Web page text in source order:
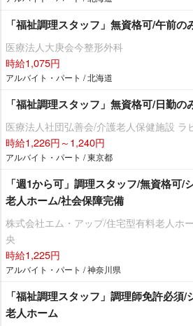
「福祉調理スタッフ」無資格可/午前の
医療法人大庚会今整形外科
時給1,075円
アルバイト・パート / 北海道
「福祉調理スタッフ」無資格可/日勤
医療法人社団弘善会/介護老人保健施設 ラ
時給1,226円～1,240円
アルバイト・パート / 東京都
「週1から可」調理スタッフ/無資格可/
老人ホーム/社会保障完備
株式会社エム・アップ/住宅型有料老人ホ
央
時給1,225円
アルバイト・パート / 神奈川県
「福祉調理スタッフ」調理師免許必須
老人ホーム